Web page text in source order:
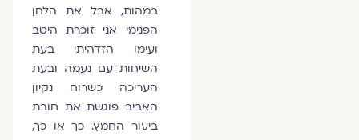
במהות, אבל את הלחן
הפנימי אני זוכרת היטב
ועימו הזדהיתי בעת
השיחות עם נעמה ובעת
העריכה כשרוח נקיון
האביב פוגשת את חובת
ביעור החמץ. כך או כך,